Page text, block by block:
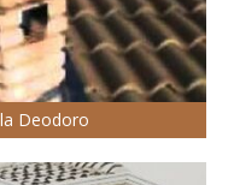
Deodoro